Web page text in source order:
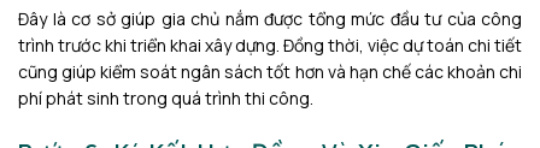
Đây là cơ sở giúp gia chủ nắm được tổng mức đầu tư của công
trình trước khi triển khai xây dựng. Đồng thời, việc dự toán chi tiết
cũng giúp kiểm soát ngân sách tốt hơn và hạn chế các khoản chi
phí phát sinh trong quá trình thi công.